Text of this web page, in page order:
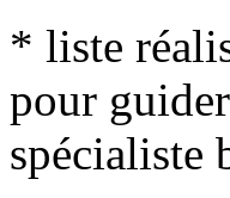
* liste
pour
spécialiste